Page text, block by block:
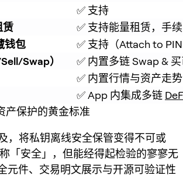
✅ 支持
赁
✅ 支持能量租赁，手
钱包
✅ 支持（Attach to
Swap）
✅ 内置多链 Swap &
✅ 内置行情与资产走势
✅ App 内集成多链
产保护的黄金标准
，将私钥离线安全保管变得不可或
「安全」，但能经得起检验的寥寥无
件、交易明文展示与开源可验证性